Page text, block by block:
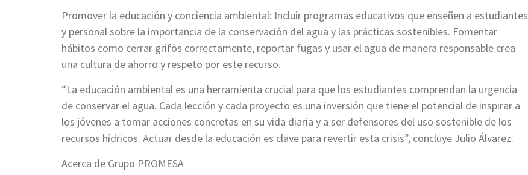
Promover la educación y conciencia ambiental: Incluir programas educativos que enseñen a estudiantes
y personal sobre la importancia de la conservación del agua y las prácticas sostenibles. Fomentar
hábitos como cerrar grifos correctamente, reportar fugas y usar el agua de manera responsable crea
una cultura de ahorro y respeto por este recurso.
“La educación ambiental es una herramienta crucial para que los estudiantes comprendan la urgencia
de conservar el agua. Cada lección y cada proyecto es una inversión que tiene el potencial de inspirar a
los jóvenes a tomar acciones concretas en su vida diaria y a ser defensores del uso sostenible de los
recursos hídricos. Actuar desde la educación es clave para revertir esta crisis”, concluye Julio Álvarez.
Acerca de Grupo PROMESA